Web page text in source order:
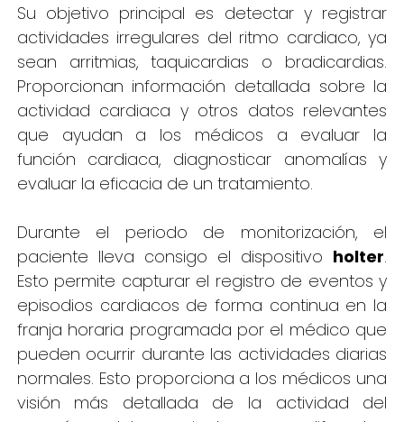
Su objetivo principal es detectar y registrar
actividades irregulares del ritmo cardiaco, ya
sean arritmias, taquicardias o bradicardias.
Proporcionan información detallada sobre la
actividad cardiaca y otros datos relevantes
que ayudan a los médicos a evaluar la
función cardiaca, diagnosticar anomalías y
evaluar la eficacia de un tratamiento.
Durante el periodo de monitorización, el
paciente lleva consigo el dispositivo holter.
Esto permite capturar el registro de eventos y
episodios cardiacos de forma continua en la
franja horaria programada por el médico que
pueden ocurrir durante las actividades diarias
normales. Esto proporciona a los médicos una
visión más detallada de la actividad del